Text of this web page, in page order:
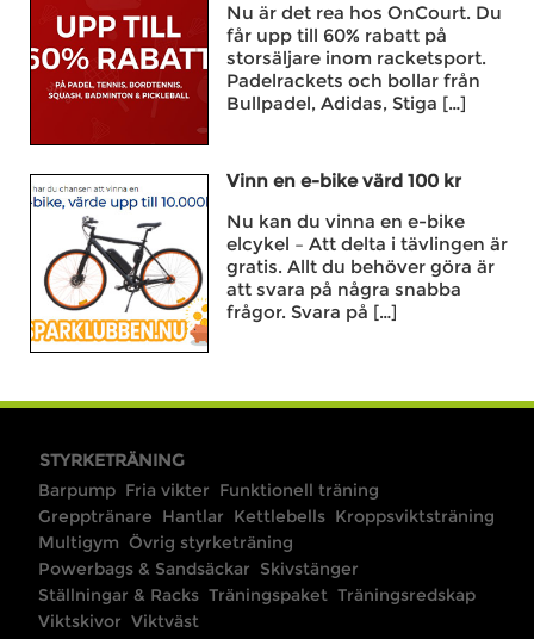
Nu är det rea hos OnCourt. Du
får upp till 60% rabatt på
storsäljare inom racketsport.
Padelrackets och bollar från
Bullpadel, Adidas, Stiga […]
Vinn en e-bike värd 100 kr
Nu kan du vinna en e-bike
elcykel – Att delta i tävlingen är
gratis. Allt du behöver göra är
att svara på några snabba
frågor. Svara på […]
STYRKETRÄNING
Barpump Fria vikter Funktionell träning
Grepptränare Hantlar Kettlebells Kroppsviktsträning
Multigym Övrig styrketräning
Powerbags & Sandsäckar Skivstänger
Ställningar & Racks Träningspaket Träningsredskap
Viktskivor Viktväst